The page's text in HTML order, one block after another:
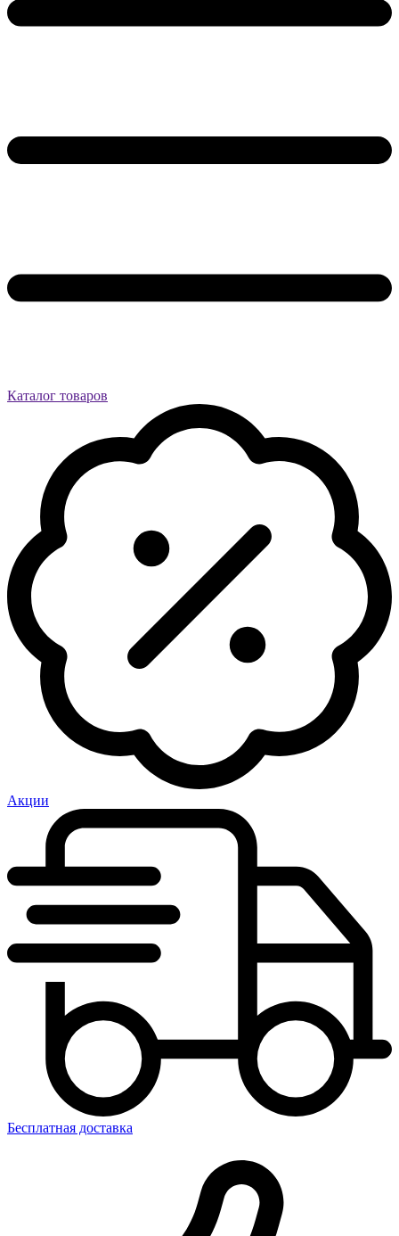
Каталог товаров
Акции
Бесплатная доставка